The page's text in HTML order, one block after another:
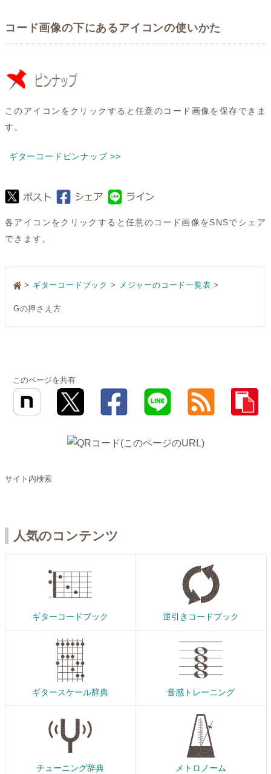
コード画像の下にあるアイコンの使いかた
このアイコンをクリックすると任意のコード画像を保存できま
す。
ギターコードピンナップ >>
各アイコンをクリックすると任意のコード画像をSNSでシェア
できます。
> ギターコードブック メジャーのコード一覧表
Gの押さえ方
このページを共有
サイト内検索
人気のコンテンツ
ギターコードブック 逆引きコードブック
ギタースケール辞典 音感トレーニング
チューニング辞典 メトロノーム